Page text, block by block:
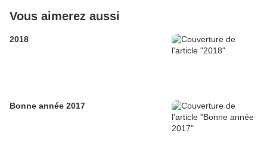
Vous aimerez aussi
2018
Bonne année 2017